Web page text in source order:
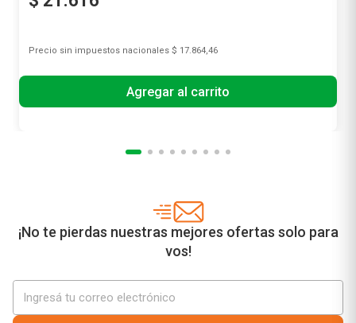
Precio sin impuestos nacionales $ 17.864,46
Agregar al carrito
¡No te pierdas nuestras mejores ofertas solo para
vos!